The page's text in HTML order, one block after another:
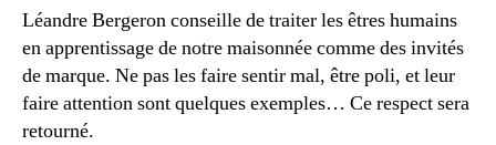
Léandre Bergeron conseille de traiter les êtres humains
en apprentissage de notre maisonnée comme des invités
de marque. Ne pas les faire sentir mal, être poli, et leur
faire attention sont quelques exemples… Ce respect sera
retourné.